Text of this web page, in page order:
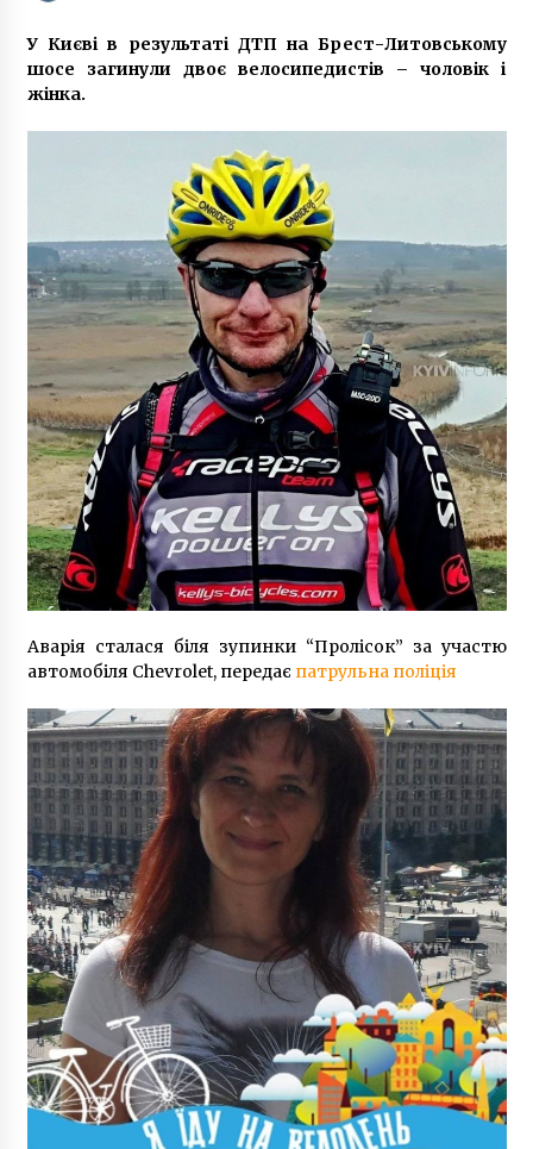
На столичних Позняках п’яний водій
протаранив 6 машин
В Києві оголошено в розшук 5 дітей
7 років ago
У Києві відкриють інтерактивну
«екостежку»
7 років ago
Пожежа в Києві: жінка кричала про допомогу,
але рятувальники не встигли
6 років ago
У червні у столиці відбудеться черговий
Марш за права ЛГБТ
9 років ago
Приплив води до Київського водосховища
2 роки ago
В Киеве в Соломенском районе без
отопления остались 750 домов
8 років ago
Позор столицы: Кто обратит внимание на
проблемы киевского ж/д вокзала
8 років ago
Вибухнули газові балони: на Подолі в Києві
вдалося локалізувати масштабну пожежу
7 років ago
Марш ЛГБТ в Киеве будет охранять 6.5 тысяч
полицейских. Обещают действовать жестко
10 років ago
У Києві в результаті ДТП на Брест-Литовському
шосе загинули двоє велосипедистів – чоловік і
жінка.
Аварія сталася біля зупинки “Пролісок” за участю
автомобіля Chevrolet, передає патрульна поліція